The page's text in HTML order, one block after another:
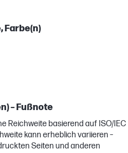
Farbe(n)
– Fußnote
Reichweite basierend auf ISO/IEC
kann erheblich variieren –
Seiten und anderen